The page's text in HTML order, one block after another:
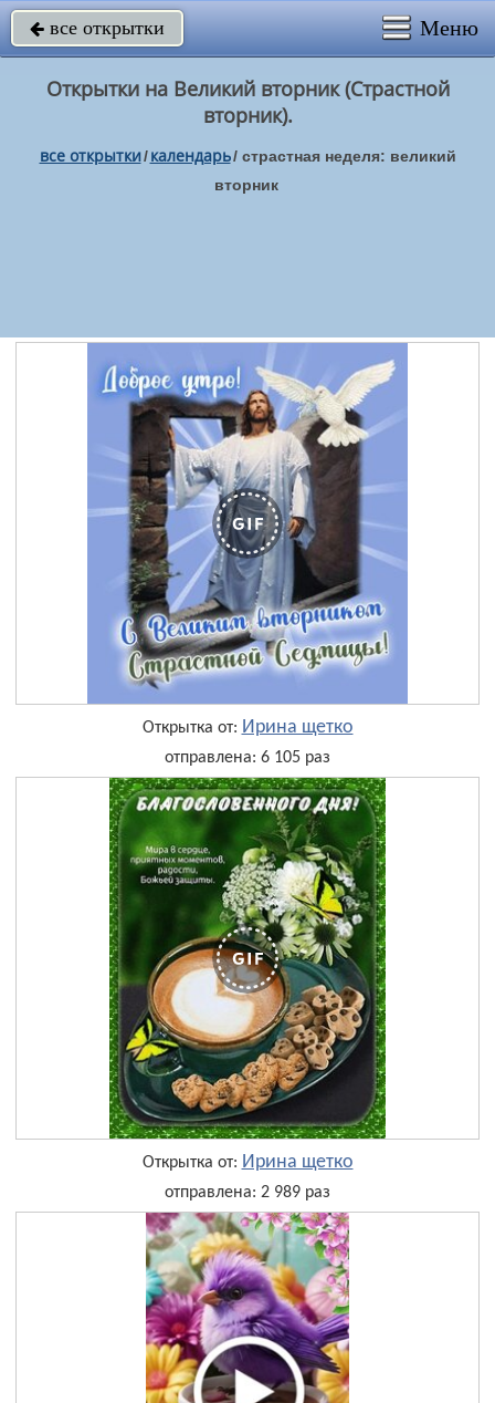
 все открытки Меню
Открытки на Великий вторник (Страстной
вторник).
все открытки/ календарь/ страстная неделя: великий
вторник
Открытка от: Ирина щетко
отправлена: 6 105 раз
Открытка от: Ирина щетко
отправлена: 2 989 раз